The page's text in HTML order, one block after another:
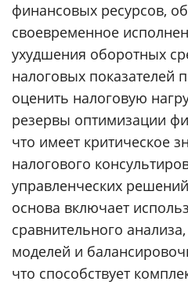
финансовых ресурсов,
своевременное
ухудшения оборотных
налоговых показателей
оценить налоговую
резервы оптимизации
что имеет критическое
налогового
управленческих
основа включает
сравнительного
моделей и
что способствует